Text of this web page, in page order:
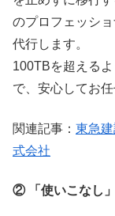
のプロフェッシ
代行します。
100TBを超える
で、安心してお任
関連記事： 東急
式会社
② 「使いこなし